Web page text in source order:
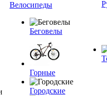
Велосипеды
Беговелы
Горные
Городские